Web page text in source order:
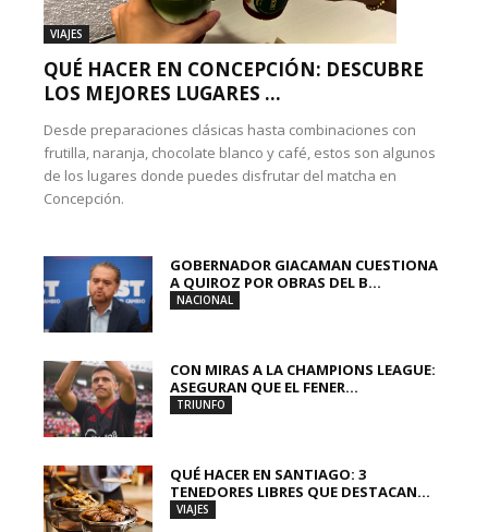
VIAJES
QUÉ HACER EN CONCEPCIÓN: DESCUBRE
LOS MEJORES LUGARES ...
Desde preparaciones clásicas hasta combinaciones con
frutilla, naranja, chocolate blanco y café, estos son algunos
de los lugares donde puedes disfrutar del matcha en
Concepción.
GOBERNADOR GIACAMAN CUESTIONA
A QUIROZ POR OBRAS DEL B...
NACIONAL
CON MIRAS A LA CHAMPIONS LEAGUE:
ASEGURAN QUE EL FENER...
TRIUNFO
QUÉ HACER EN SANTIAGO: 3
TENEDORES LIBRES QUE DESTACAN...
VIAJES